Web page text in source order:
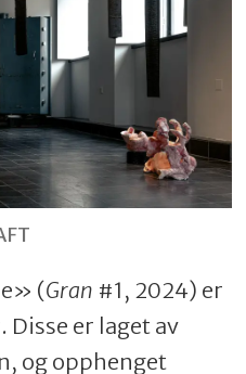
(Gran #1, 2024) er
er laget av
og opphenget